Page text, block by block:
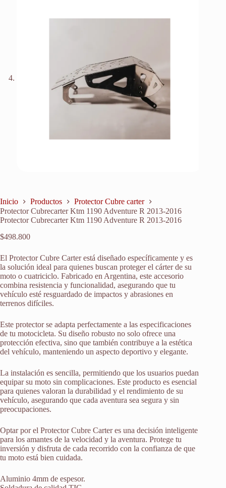
Inicio Productos
Protector Cubre carter
Protector Cubrecarter Ktm 1190 Adventure R 2013-2016
Protector Cubrecarter Ktm 1190 Adventure R 2013-2016
$498.800
El Protector Cubre Carter está diseñado específicamente y es
la solución ideal para quienes buscan proteger el cárter de su
moto o cuatriciclo. Fabricado en Argentina, este accesorio
combina resistencia y funcionalidad, asegurando que tu
vehículo esté resguardado de impactos y abrasiones en
terrenos difíciles.
Este protector se adapta perfectamente a las especificaciones
de tu motocicleta. Su diseño robusto no solo ofrece una
protección efectiva, sino que también contribuye a la estética
del vehículo, manteniendo un aspecto deportivo y elegante.
La instalación es sencilla, permitiendo que los usuarios puedan
equipar su moto sin complicaciones. Este producto es esencial
para quienes valoran la durabilidad y el rendimiento de su
vehículo, asegurando que cada aventura sea segura y sin
preocupaciones.
Optar por el Protector Cubre Carter es una decisión inteligente
para los amantes de la velocidad y la aventura. Protege tu
inversión y disfruta de cada recorrido con la confianza de que
tu moto está bien cuidada.
Aluminio 4mm de espesor.